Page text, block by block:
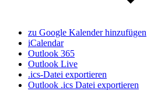
zu Google Kalender hinzufügen
iCalendar
Outlook 365
Outlook Live
.ics-Datei exportieren
Outlook .ics Datei exportieren